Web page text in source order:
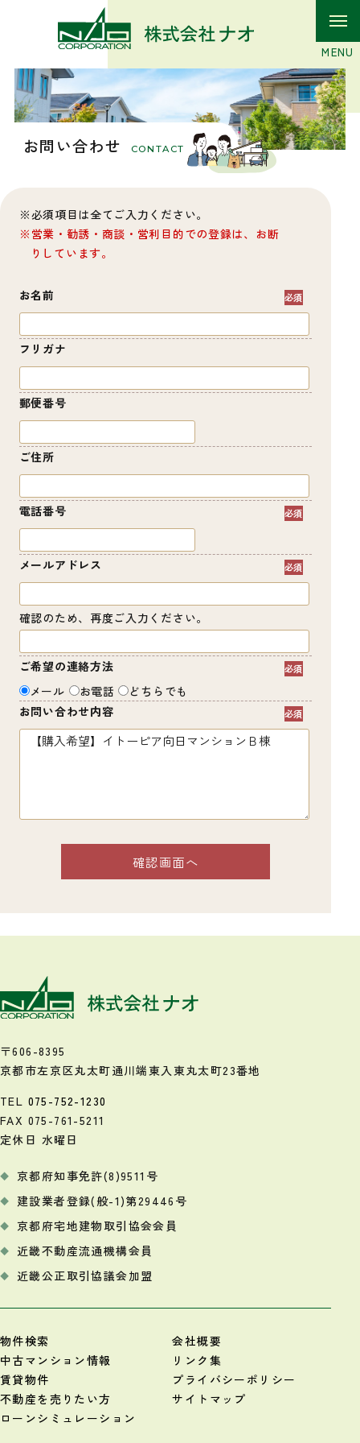
お問い合わせ CONTACT
必須項目は全てご入力ください。
営業・勧誘・商談・営利目的での登録は、お断
りしています。
お名前
フリガナ
郵便番号
ご住所
電話番号
メールアドレス
確認のため、再度ご入力ください。
ご希望の連絡方法
メール
お電話
どちらでも
お問い合わせ内容
〒606-8395
京都市左京区丸太町通川端東入 東丸太町23番地
TEL 075-752-1230
FAX 075-761-5211
定休日 水曜日
京都府知事免許(8)9511号
建設業者登録(般-1)第29446号
京都府宅地建物取引協会会員
近畿不動産流通機構会員
近畿公正取引協議会加盟
物件検索
中古マンション情報
賃貸物件
不動産を売りたい方
ローンシミュレーション
会社概要
リンク集
プライバシーポリシー
サイトマップ